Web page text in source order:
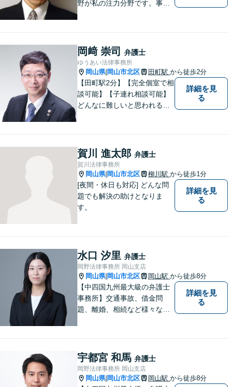
野が私の注力分野です。事務
ラス対応】【後払い対応】
【日弁連国際人権問題委員会
所属】お困りの方は、お気軽
にご相談下さい。
岡﨑 崇司 弁護士
ゆうあい法律事務所
岡山県| 岡山市北区 田町駅 から徒歩2分
【田町駅2分】【完全個室で相
談可能】【子連れ相談可能】
どんなに難しいと思われる案
ている皆さまの現状を良い方
向に変化させることができる
ように全力を尽くします。
詳細を見
る
賀川 進太郎 弁護士
賀川法律事務所
岡山県| 岡山市北区 柳川駅 から徒歩1分
[夜間・休日も対応] どんな問
題でも解決の助けとなりま
す。
詳細を見
る
水口 汐里 弁護士
岡野法律事務所 岡山支店
岡山県| 岡山市北区 岡山駅 から徒歩8分
【中四国九州最大級の弁護士
事務所】交通事故、借金問
題、離婚、相続など様々な問
い！
詳細を見
る
宇都宮 和馬 弁護士
岡野法律事務所 岡山支店
岡山県| 岡山市北区 岡山駅 から徒歩8分